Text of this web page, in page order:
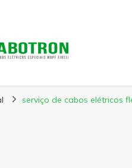
serviço de cabos elétricos